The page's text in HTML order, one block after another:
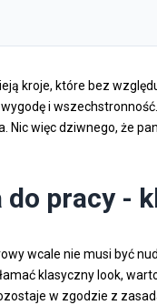
kroje, które bez
i
Nic więc dziwnego, że
do pracy -
wcale nie musi być
klasyczny look,
w zgodzie z